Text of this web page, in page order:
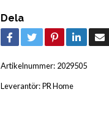
Dela
Artikelnummer: 2029505
Leverantör:PR Home